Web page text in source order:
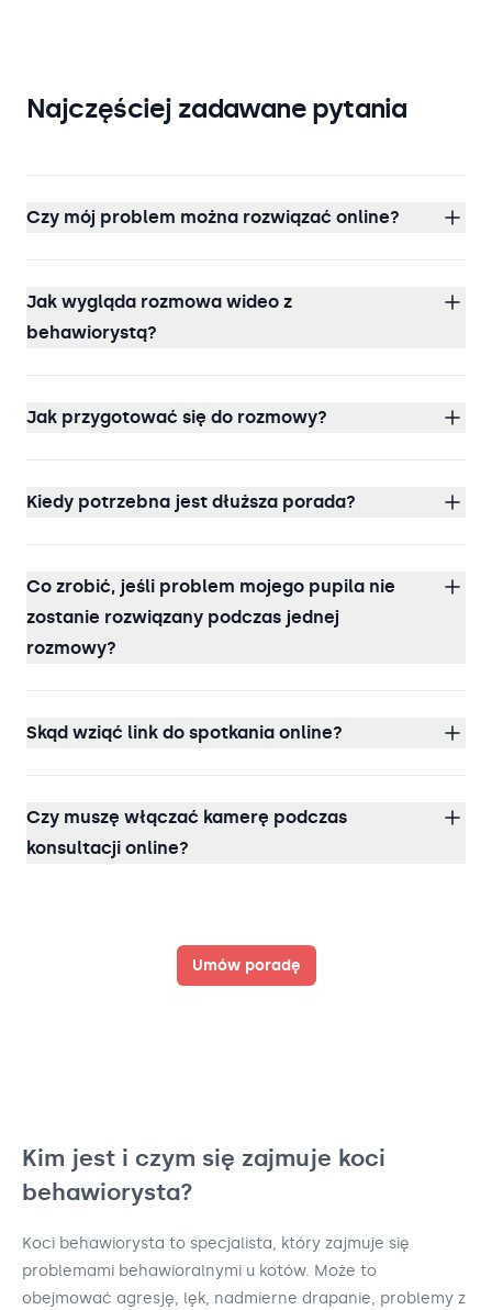
Najczęściej zadawane pytania
Czy mój problem można rozwiązać online?
Jak wygląda rozmowa wideo z
behawiorystą?
Jak przygotować się do rozmowy?
Kiedy potrzebna jest dłuższa porada?
Co zrobić, jeśli problem mojego pupila nie
zostanie rozwiązany podczas jednej
rozmowy?
Skąd wziąć link do spotkania online?
Czy muszę włączać kamerę podczas
konsultacji online?
Umów poradę
Kim jest i czym się zajmuje koci
behawiorysta?
Koci behawiorysta to specjalista, który zajmuje się
problemami behawioralnymi u kotów. Może to
obejmować agresję, lęk, nadmierne drapanie, problemy z